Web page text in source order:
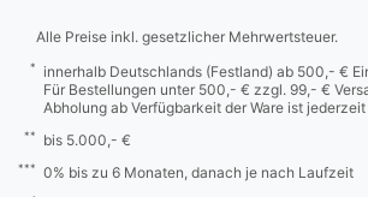
Alle Preise inkl. gesetzlicher Mehrwertsteuer.
*
innerhalb Deutschlands (Festland) ab 500,- €
Für Bestellungen unter 500,- € zzgl. 99,- €
Abholung ab Verfügbarkeit der Ware ist
** bis 5.000,- €
*** 0% bis zu 6 Monaten, danach je nach Laufzeit